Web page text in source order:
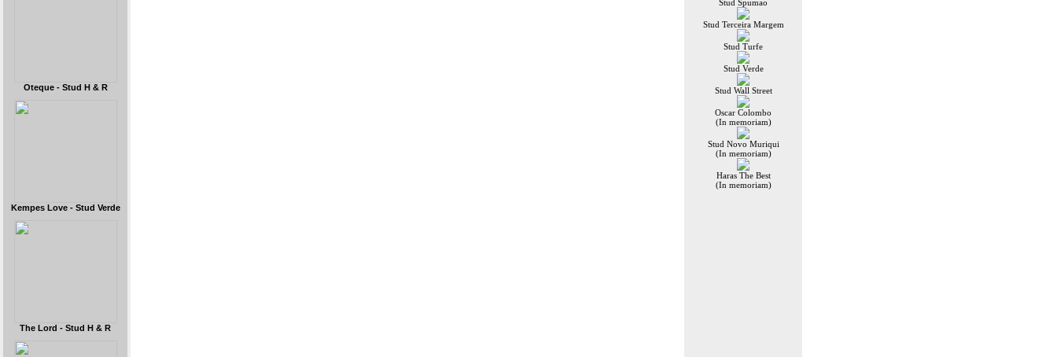
Oteque - Stud H & R
Kempes Love - Stud Verde
The Lord - Stud H & R
Stud Spumao
Stud Terceira Margem
Stud Turfe
Stud Verde
Stud Wall Street
Oscar Colombo
(In memoriam)
Stud Novo Muriqui
(In memoriam)
Haras The Best
(In memoriam)